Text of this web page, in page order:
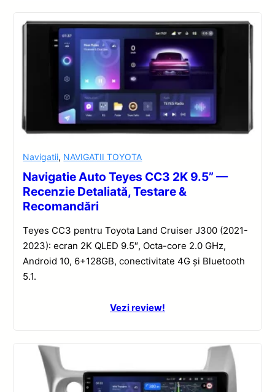
Navigatii, NAVIGATII TOYOTA
Navigatie Auto Teyes CC3 2K 9.5” —
Recenzie Detaliată, Testare &
Recomandări
Teyes CC3 pentru Toyota Land Cruiser J300 (2021-
2023): ecran 2K QLED 9.5″, Octa-core 2.0 GHz,
Android 10, 6+128GB, conectivitate 4G și Bluetooth
5.1.
Vezi review!